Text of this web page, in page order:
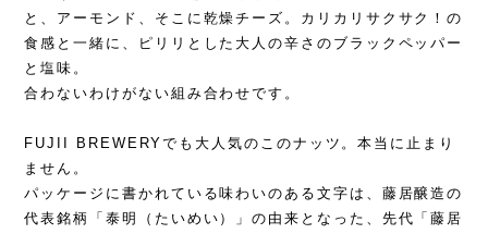
と、アーモンド、そこに乾燥チーズ。カリカリサクサク！の
食感と一緒に、ピリリとした大人の辛さのブラックペッパー
と塩味。
合わないわけがない組み合わせです。
FUJII BREWERYでも大人気のこのナッツ。本当に止まり
ません。
パッケージに書かれている味わいのある文字は、藤居醸造の
代表銘柄「泰明（たいめい）」の由来となった、先代「藤居